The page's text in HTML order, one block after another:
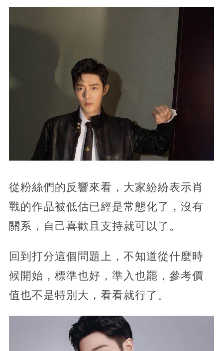
從粉絲們的反響來看，大家紛紛表示肖
戰的作品被低估已經是常態化了，沒有
關系，自己喜歡且支持就可以了。
回到打分這個問題上，不知道從什麼時
候開始，標準也好，準入也罷，參考價
值也不是特別大，看看就行了。